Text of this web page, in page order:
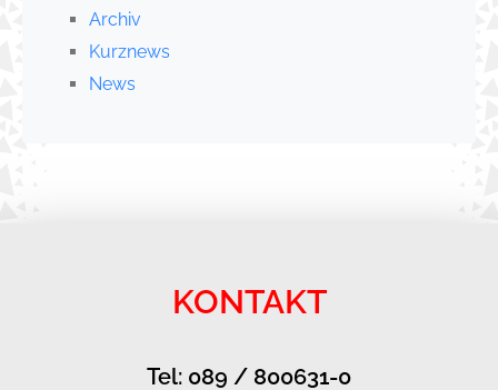
Archiv
Kurznews
News
KONTAKT
Tel: 089 / 800631-0